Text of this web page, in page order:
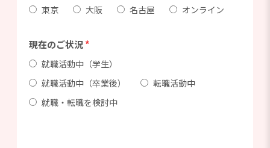
東京 大阪 名古屋 オンライン
現在のご状況*
就職活動中（学生）
就職活動中（卒業後）
転職活動中
就職・転職を検討中